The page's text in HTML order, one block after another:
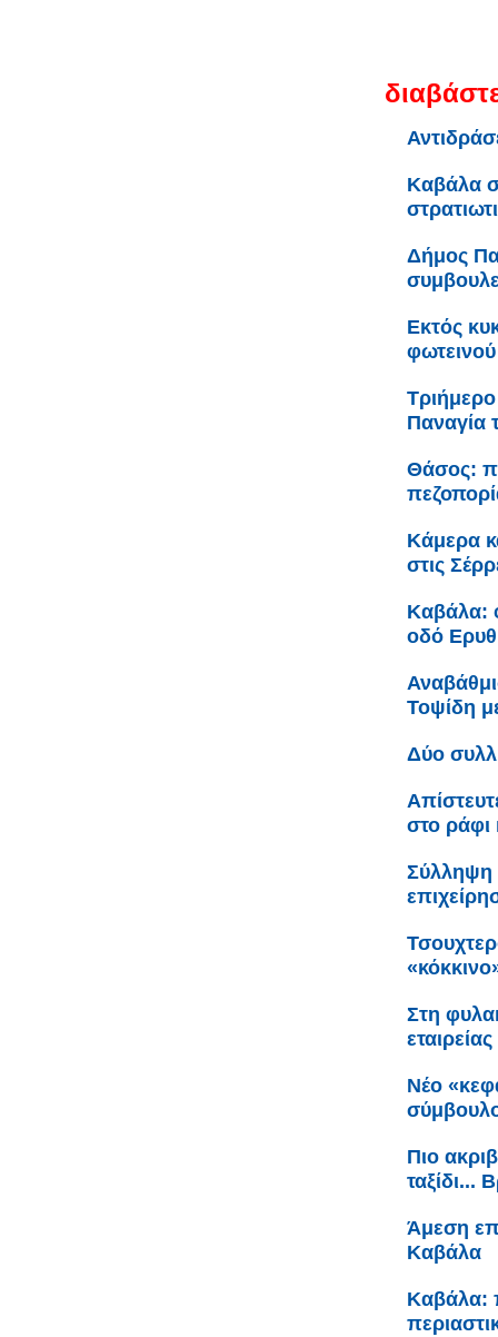
Καβάλα
Δήμος
Εκτός
Παναγία
Θάσος:
Κάμερα
στις
Καβάλα:
οδό
Τοψίδη
Δύο
στο ράφι
Σύλληψη
Στη
Νέο
Πιο
ταξίδι...
Άμεση
Καβάλα
Καβάλα: